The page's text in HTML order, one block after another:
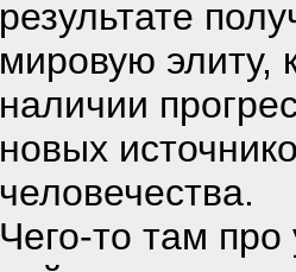
результате
мировую элиту,
наличии
новых
человечества.
Чего-то там